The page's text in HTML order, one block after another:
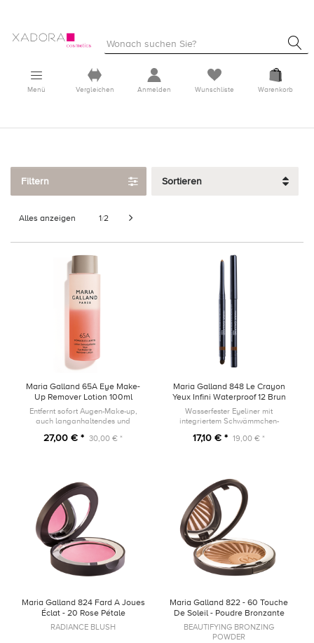
Menü Vergleichen Anmelden Wunschliste Warenkorb
Filtern Sortieren
Alles anzeigen 1/2
Maria Galland 65A Eye Make-
Up Remover Lotion 100ml
Entfernt sofort Augen-Make-up,
auch langanhaltendes und
27,00 € * 30,00 € *
Maria Galland 848 Le Crayon
Yeux Infini Waterproof 12 Brun
Ambré
Wasserfester Eyeliner mit
integriertem Schwämmchen-
17,10 € * 19,00 € *
Maria Galland 824 Fard A Joues
Éclat - 20 Rose Pétale
RADIANCE BLUSH
Maria Galland 822 - 60 Touche
De Soleil - Poudre Bronzante
Sublimatrice
BEAUTIFYING BRONZING
POWDER